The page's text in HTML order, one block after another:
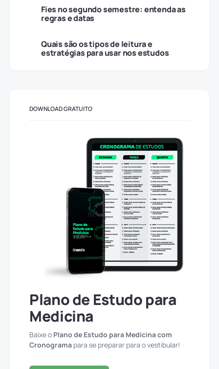
Fies no segundo semestre: entenda as
regras e datas
Quais são os tipos de leitura e
estratégias para usar nos estudos
DOWNLOAD GRATUITO
Plano de Estudo para
Medicina
Baixe o Plano de Estudo para Medicina com
Cronograma para se preparar para o vestibular!